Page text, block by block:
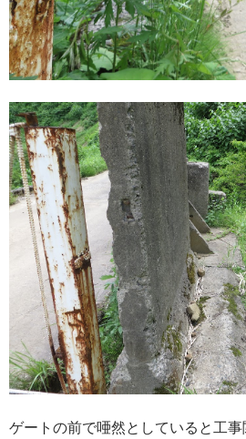
ゲートの前で唖然としていると工